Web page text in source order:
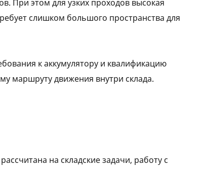
При этом для узких проходов высокая
слишком большого пространства для
к аккумулятору и квалификацию
маршруту движения внутри склада.
на складские задачи, работу с